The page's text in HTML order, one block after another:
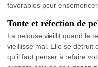
favorables pour
Tonte et réfection de
La pelouse vieillit quand le
vieillisse mal. Elle se détruit
qu’il faut penser à refaire